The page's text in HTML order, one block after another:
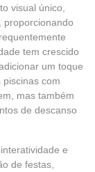
visual único,
proporcionando
tem crescido
um toque
com
mas também
de descanso
e
de festas,